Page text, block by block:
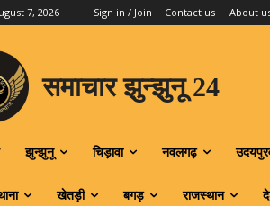
7, 2026 Sign in / Join Contact us About
समाचार झुन्झुनू 24
झुन्झुनू चिड़ावा नवलगढ़
खेतड़ी बगड़ राजस्थान